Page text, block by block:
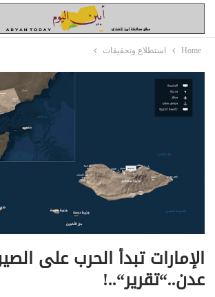
Home استطلاع وتحقيقات
الإمارات تبدأ الحرب على
عدن..“تقرير“..!